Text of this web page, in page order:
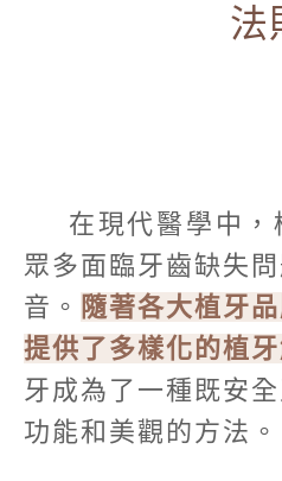
法
在現代醫學中
眾多面臨牙齒缺失
音。 隨著各大植牙
提供了多樣化的植
牙成為了一種既安
功能和美觀的方法。